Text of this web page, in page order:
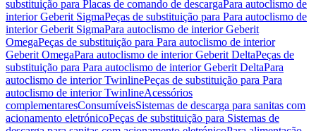
substituição para Placas de comando de descargaPara autoclismo de
interior Geberit SigmaPeças de substituição para Para autoclismo de
interior Geberit SigmaPara autoclismo de interior Geberit
OmegaPeças de substituição para Para autoclismo de interior
Geberit OmegaPara autoclismo de interior Geberit DeltaPeças de
substituição para Para autoclismo de interior Geberit DeltaPara
autoclismo de interior TwinlinePeças de substituição para Para
autoclismo de interior TwinlineAcessórios
complementaresConsumíveisSistemas de descarga para sanitas com
acionamento eletrónicoPeças de substituição para Sistemas de